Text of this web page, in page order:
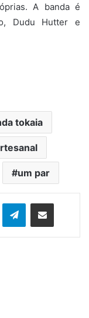
A banda é
Dudu Hutter e
tokaia
um par
Telegram